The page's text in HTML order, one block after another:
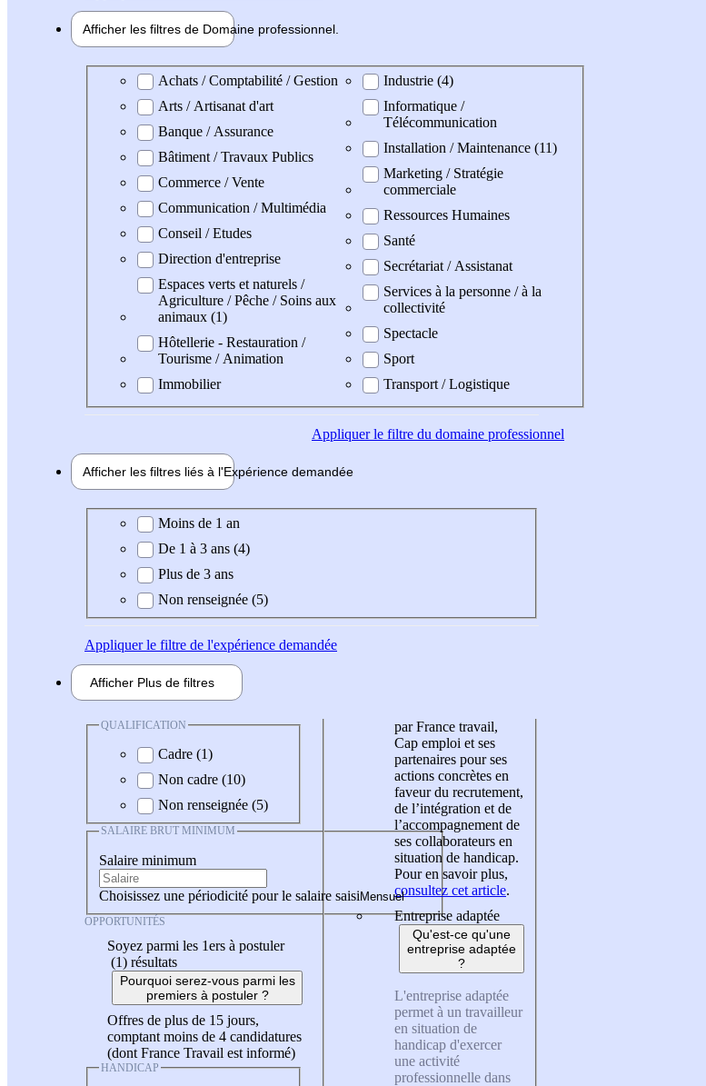
Afficher les filtres de Domaine professionnel
Domaine professionel
Achats / Comptabilité / Gestion
Arts / Artisanat d'art
Banque / Assurance
Bâtiment / Travaux Publics
Commerce / Vente
Communication / Multimédia
Conseil / Etudes
Direction d'entreprise
Espaces verts et naturels /
Agriculture / Pêche / Soins aux
animaux (1)
Hôtellerie - Restauration /
Tourisme / Animation
Immobilier
Industrie (4)
Informatique /
Télécommunication
Installation / Maintenance (11)
Marketing / Stratégie
commerciale
Ressources Humaines
Santé
Secrétariat / Assistanat
Services à la personne / à la
collectivité
Spectacle
Sport
Transport / Logistique
Appliquerle filtre du domaine professionnel
Afficher les filtres liés à l'Expérience demandée
Expérience demandée
Moins de 1 an
De 1 à 3 ans (4)
Plus de 3 ans
Non renseignée (5)
Appliquerle filtre de l'expérience demandée
Afficher Plus de filtres
QUALIFICATION
Cadre (1)
Non cadre (10)
Non renseignée (5)
SALAIRE BRUT MINIMUM
Salaire minimum
Choisissez une périodicité pour le salaire saisi
OPPORTUNITÉS
Soyez parmi les 1ers à postuler
(1) résultats
Pourquoi serez-vous parmi les
premiers à postuler ?
Offres de plus de 15 jours,
comptant moins de 4 candidatures
(dont France Travail est informé)
HANDICAP
par France travail,
Cap emploi et ses
partenaires pour ses
actions concrètes en
faveur du recrutement,
de l’intégration et de
l’accompagnement de
ses collaborateurs en
situation de handicap.
Pour en savoir plus,
consultez cet article.
Entreprise adaptée
Qu'est-ce qu'une
entreprise adaptée
?
L'entreprise adaptée
permet à un travailleur
en situation de
handicap d'exercer
une activité
professionnelle dans